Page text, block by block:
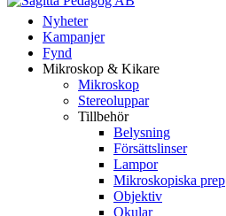
Nyheter
Kampanjer
Fynd
Mikroskop & Kikare
Mikroskop
Stereoluppar
Tillbehör
Belysning
Försättslinser
Lampor
Mikroskopiska prep
Objektiv
Okular